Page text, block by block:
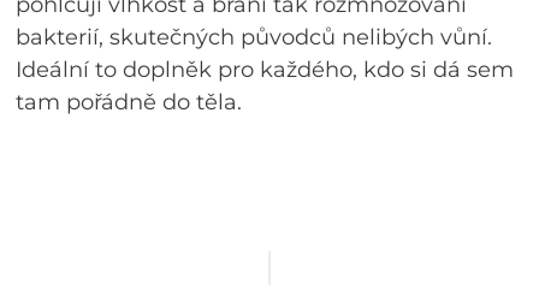
bakterií, skutečných původců nelibých vůní.
Ideální to doplněk pro každého, kdo si dá sem
tam pořádně do těla.